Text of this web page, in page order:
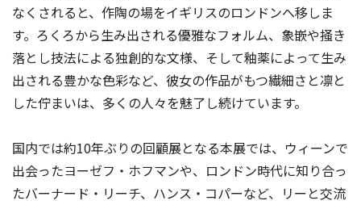
なくされると、作陶の場をイギリスのロンドンへ移しま
す。ろくろから生み出される優雅なフォルム、象嵌や掻き
落とし技法による独創的な文様、そして釉薬によって生み
出される豊かな色彩など、彼女の作品がもつ繊細さと凛と
した佇まいは、多くの人々を魅了し続けています。
国内では約10年ぶりの回顧展となる本展では、ウィーンで
出会ったヨーゼフ・ホフマンや、ロンドン時代に知り合っ
たバーナード・リーチ、ハンス・コパーなど、リーと交流